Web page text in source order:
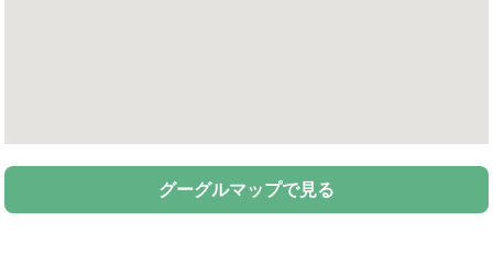
グーグルマップで見る